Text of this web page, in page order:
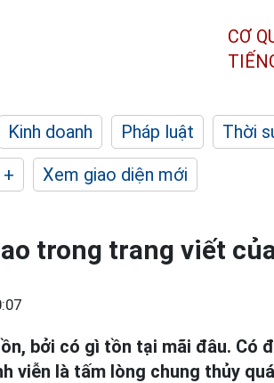
CƠ
Kinh doanh Pháp luật Thời
Xem giao diện mới
trong trang viết
bởi có gì tồn tại mãi đâu. Có
viễn là tấm lòng chung thủy